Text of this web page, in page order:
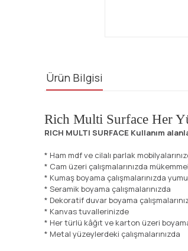
Ürün Bilgisi
Rich Multi Surface Her
RICH MULTI SURFACE Kullanım
* Ham mdf ve cilalı parlak
* Cam üzeri çalışmalarınızda
* Kumaş boyama çalışmalarınızda
* Seramik boyama çalışmalarınızda
* Dekoratif duvar boyama
* Kanvas tuvallerinizde
* Her türlü kâğıt ve karton üzeri
* Metal yüzeylerdeki çalışmalarınızda